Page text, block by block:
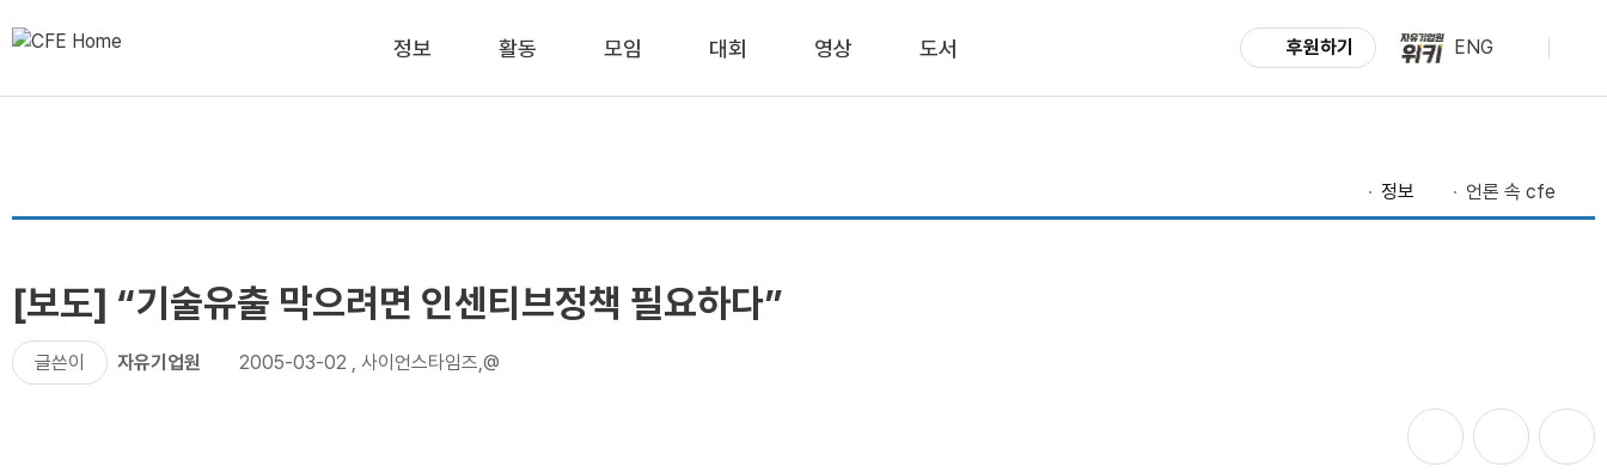
정보 활동 모임 대회 영상 도서 후원하기 ENG
정보 언론 속 cfe
[보도] “기술유출 막으려면 인센티브정책 필요하다”
글쓴이 자유기업원 2005-03-02 , 사이언스타임즈,@